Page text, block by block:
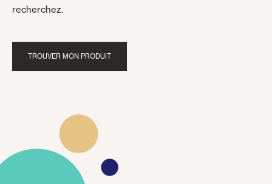
recherchez.
TROUVER MON PRODUIT